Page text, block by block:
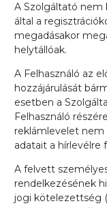
A Szolgáltató nem
által a
megadásakor
helytállóak.
A Felhasználó az
hozzájárulását
esetben a
Felhasználó
reklámlevelet nem
adatait a hírlevélre
A felvett
rendelkezésének
jogi kötelezettség